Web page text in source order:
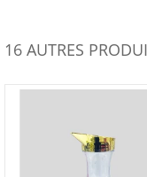
16 AUTRES